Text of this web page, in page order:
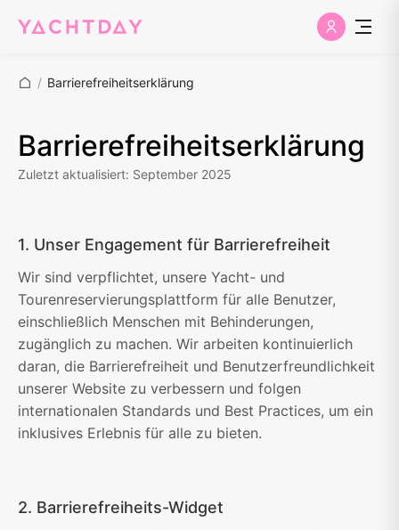
/ Barrierefreiheitserklärung
Barrierefreiheitserklärung
Zuletzt aktualisiert: September 2025
1. Unser Engagement für Barrierefreiheit
Wir sind verpflichtet, unsere Yacht- und
Tourenreservierungsplattform für alle Benutzer,
einschließlich Menschen mit Behinderungen,
zugänglich zu machen. Wir arbeiten kontinuierlich
daran, die Barrierefreiheit und Benutzerfreundlichkeit
unserer Website zu verbessern und folgen
internationalen Standards und Best Practices, um ein
inklusives Erlebnis für alle zu bieten.
2. Barrierefreiheits-Widget